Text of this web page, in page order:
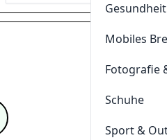
Mobiles
Fotografie
Schuhe
Sport &